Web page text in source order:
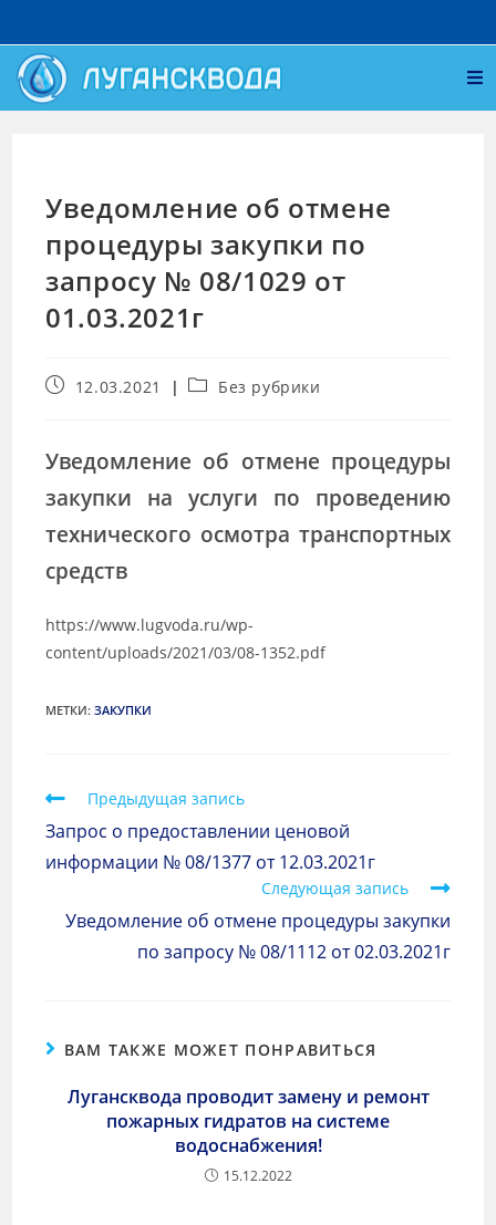
Уведомление об отмене
процедуры закупки по
запросу № 08/1029 от
01.03.2021г
12.03.2021 Без рубрики
Уведомление об отмене процедуры
закупки на услуги по проведению
технического осмотра транспортных
средств
https://www.lugvoda.ru/wp-
content/uploads/2021/03/08-1352.pdf
МЕТКИ:ЗАКУПКИ
Предыдущая запись
Запрос о предоставлении ценовой
информации № 08/1377 от 12.03.2021г
Следующая запись
Уведомление об отмене процедуры закупки
по запросу № 08/1112 от 02.03.2021г
ВАМ ТАКЖЕ МОЖЕТ ПОНРАВИТЬСЯ
Лугансквода проводит замену и ремонт
пожарных гидратов на системе
водоснабжения!
15.12.2022